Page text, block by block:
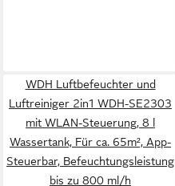
WDH Luftbefeuchter und
Luftreiniger 2in1 WDH-SE2303
mit WLAN-Steuerung, 8 l
Wassertank, Für ca. 65m², App-
Steuerbar, Befeuchtungsleistung
bis zu 800 ml/h